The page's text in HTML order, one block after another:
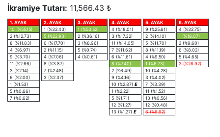
İkramiye Tutarı: 11,566.43 ₺
1. AYAK
10 (%55.15)
2 (%12.73)
8 (%11.83)
4 (%6.97)
9 (%3.70)
11 (%2.66)
3 (%2.14)
6 (%2.00)
1 (%1.53)
5 (%0.66)
7 (%0.62)
2. AYAK
1 (%32.43)
5 (%22.93)
6 (%17.70)
2 (%11.15)
4 (%7.06)
8 (%3.87)
7 (%2.48)
3 (%2.37)
3. AYAK
1 (%53.52)
2 (%36.16)
3 (%8.96)
5 (%0.74)
4 (%0.61)
4. AYAK
4 (%18.01)
3 (%17.32)
11 (%14.05)
7 (%11.62)
6 (%11.61)
8 (%7.40)
2 (%6.49)
9 (%4.16)
10 (%2.87) E
1 (%2.22)
5 (%1.71)
12 (%1.27)
13 (%1.27) E
5. AYAK
9 (%25.61)
2 (%14.10)
5 (%11.70)
8 (%11.19)
4 (%9.50)
1 (%6.73)
10 (%4.28)
3 (%4.02)
7 (%3.39)
11 (%1.52)
13 (%0.56)
12 (%0.48)
6 (%6.92)
6. AYAK
4 (%32.75)
1 (%18.07)
2 (%9.60)
6 (%8.02)
5 (%4.65)
3 (%26.92)